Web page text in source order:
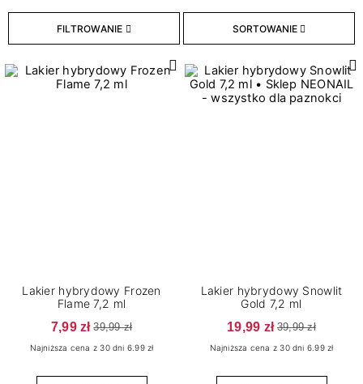
Cena
zł zł
Stopień krycia
Pełne
FILTROWANIE SORTOWANIE
Lakier hybrydowy Frozen
Flame 7,2 ml
7,99 zł 39,99 zł
Najniższa cena z 30 dni 6.99 zł
Lakier hybrydowy Snowlit
Gold 7,2 ml
19,99 zł 39,99 zł
Najniższa cena z 30 dni 6.99 zł